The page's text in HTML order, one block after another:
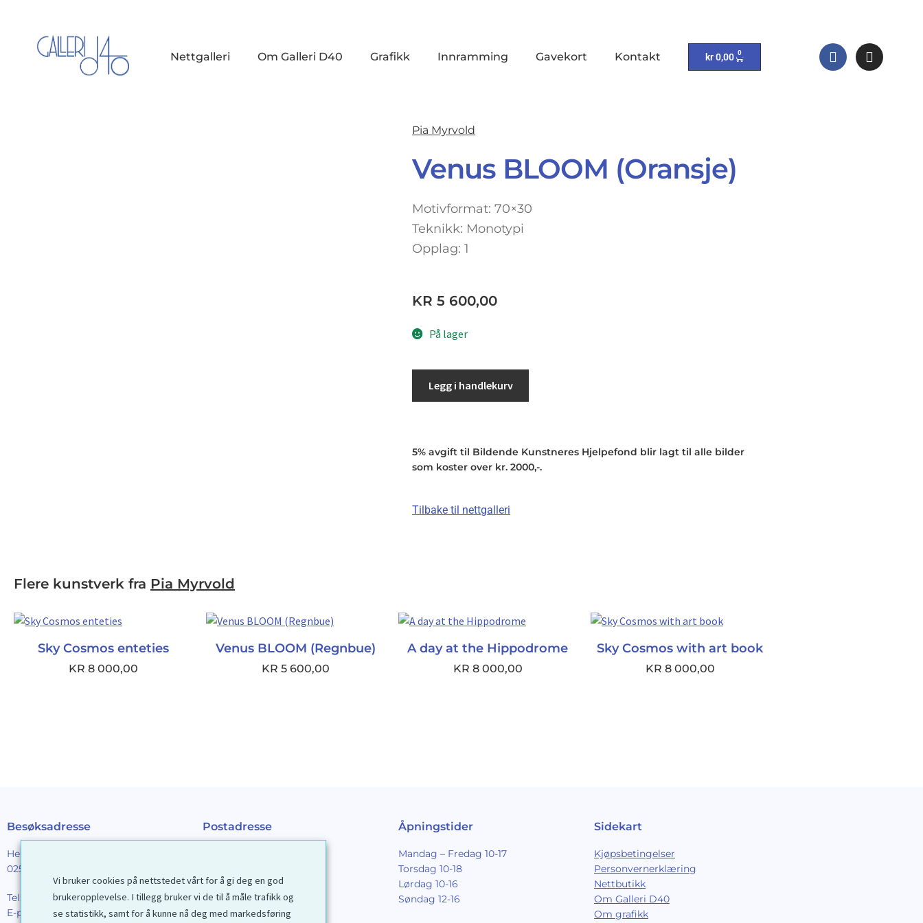
Nettgalleri Om Galleri D40 Grafikk Innramming Gavekort Kontakt kr0,00 0
Pia Myrvold
Venus BLOOM (Oransje)
Motivformat: 70×30
Teknikk: Monotypi
Opplag: 1
KR 5 600,00
På lager
Legg i handlekurv
5% avgift til Bildende Kunstneres Hjelpefond blir lagt til alle bilder
som koster over kr. 2000,-.
Tilbake til nettgalleri
Flere kunstverk fra Pia Myrvold
Sky Cosmos enteties
KR 8 000,00
Venus BLOOM (Regnbue)
KR 5 600,00
A day at the Hippodrome
KR 8 000,00
Sky Cosmos with art book
KR 8 000,00
Besøksadresse
Henrik Ibsens gt. 90
0255 Oslo
Tel:
22 44 85 86
E-post:
galleri@d40.no
Postadresse
0201 Oslo
Åpningstider
Mandag – Fredag 10-17
Torsdag 10-18
Lørdag 10-16
Søndag 12-16
Sidekart
Kjøpsbetingelser
Personvernerklæring
Nettbutikk
Om Galleri D40
Om grafikk
Vi bruker cookies på nettstedet vårt for å gi deg en god
brukeropplevelse. I tillegg bruker vi de til å måle trafikk og
se statistikk, samt for å kunne nå deg med markedsføring